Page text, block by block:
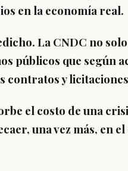
en la economía real.
La CNDC no
públicos que según
contratos y
el costo de una
una vez más, en